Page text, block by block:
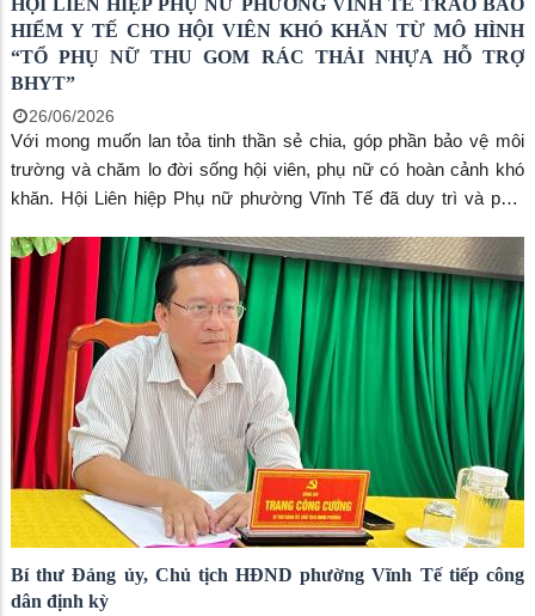
HIỂM Y TẾ CHO HỘI VIÊN KHÓ KHĂN TỪ MÔ HÌNH
“TỔ PHỤ NỮ THU GOM RÁC THẢI NHỰA HỖ TRỢ
BHYT”
26/06/2026
Với mong muốn lan tỏa tinh thần sẻ chia, góp phần bảo vệ môi
trường và chăm lo đời sống hội viên, phụ nữ có hoàn cảnh khó
khăn. Hội Liên hiệp Phụ nữ phường Vĩnh Tế đã duy trì và phát
BHYT”.
Bí thư Đảng ủy, Chủ tịch HĐND phường Vĩnh Tế tiếp công
dân định kỳ